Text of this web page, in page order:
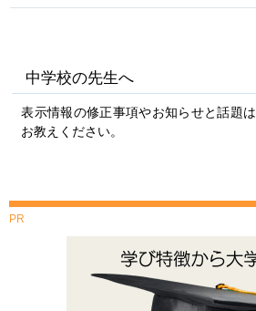
中学校の先生へ
表示情報の修正事項やお知らせと話題は
お教えください。
PR